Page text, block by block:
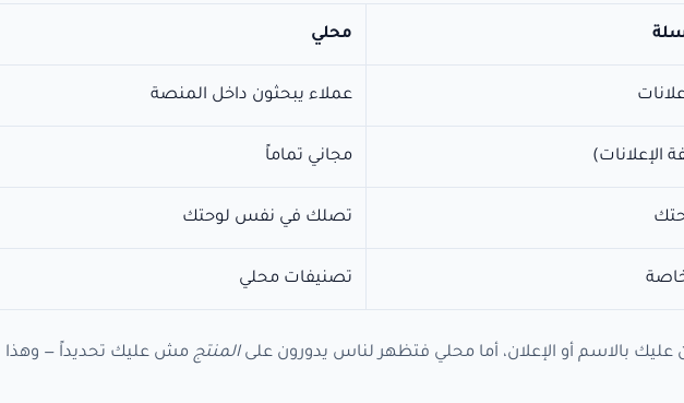
محلي
عملاء يبحثون داخل المنصة
الإعلانات) مجاني تماماً
تصلك في نفس لوحتك
تصنيفات محلي
بالاسم أو الإعلان، أما محلي فتظهر لناس يدورون علىالمنتج مش عليك تحديداً —